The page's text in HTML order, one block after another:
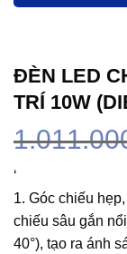
ĐÈN LED
TRÍ 10W
‘
1. Góc chiếu
chiếu sâu gắn
40°), tạo ra ánh